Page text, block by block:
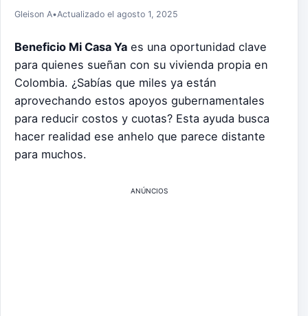
Gleison A•Actualizado el agosto 1, 2025
Beneficio Mi Casa Ya es una oportunidad clave
para quienes sueñan con su vivienda propia en
Colombia. ¿Sabías que miles ya están
aprovechando estos apoyos gubernamentales
para reducir costos y cuotas? Esta ayuda busca
hacer realidad ese anhelo que parece distante
para muchos.
ANÚNCIOS